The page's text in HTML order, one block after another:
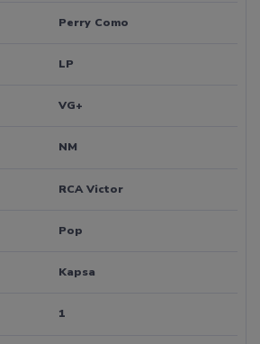
Perry Como
LP
VG+
NM
RCA Victor
Pop
Kapsa
1